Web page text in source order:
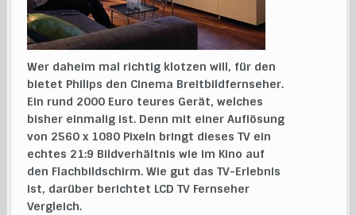
Wer daheim mal richtig klotzen will, für den
bietet Philips den Cinema Breitbildfernseher.
Ein rund 2000 Euro teures Gerät, welches
bisher einmalig ist. Denn mit einer Auflösung
von 2560 x 1080 Pixeln bringt dieses TV ein
echtes 21:9 Bildverhältnis wie im Kino auf
den Flachbildschirm. Wie gut das TV-Erlebnis
ist, darüber berichtet LCD TV Fernseher
Vergleich.